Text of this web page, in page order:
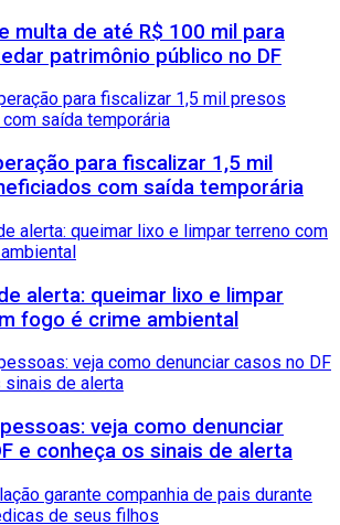
multa de até R$ 100 mil para
patrimônio público no DF
para fiscalizar 1,5 mil
com saída temporária
alerta: queimar lixo e limpar
fogo é crime ambiental
veja como denunciar
e conheça os sinais de alerta